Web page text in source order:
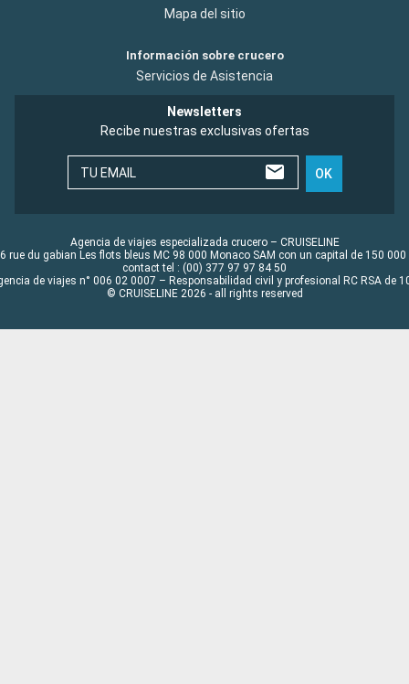
Mapa del sitio
Información sobre crucero
Servicios de Asistencia
Newsletters
Recibe nuestras exclusivas ofertas
TU EMAIL OK
Agencia de viajes especializada crucero – CRUISELINE
rue du gabian Les flots bleus MC 98 000 Monaco SAM con un capital de 150 000
contact tel : (00) 377 97 97 84 50
de viajes n° 006 02 0007 – Responsabilidad civil y profesional RC RSA de
© CRUISELINE 2026 - all rights reserved